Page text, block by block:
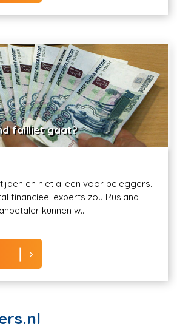
failliet gaat?
en niet alleen voor beleggers.
financieel experts zou Rusland
kunnen w...